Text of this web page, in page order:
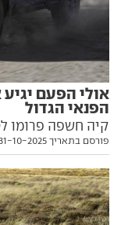
אולי הפעם
הפנאי הגדול
קיה חשפה פרומו
שלה המיועד לשוק
לנחות כאן, בפנים
פורסם בתאריך 31-10-2025